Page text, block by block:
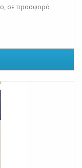
σε προσφορά